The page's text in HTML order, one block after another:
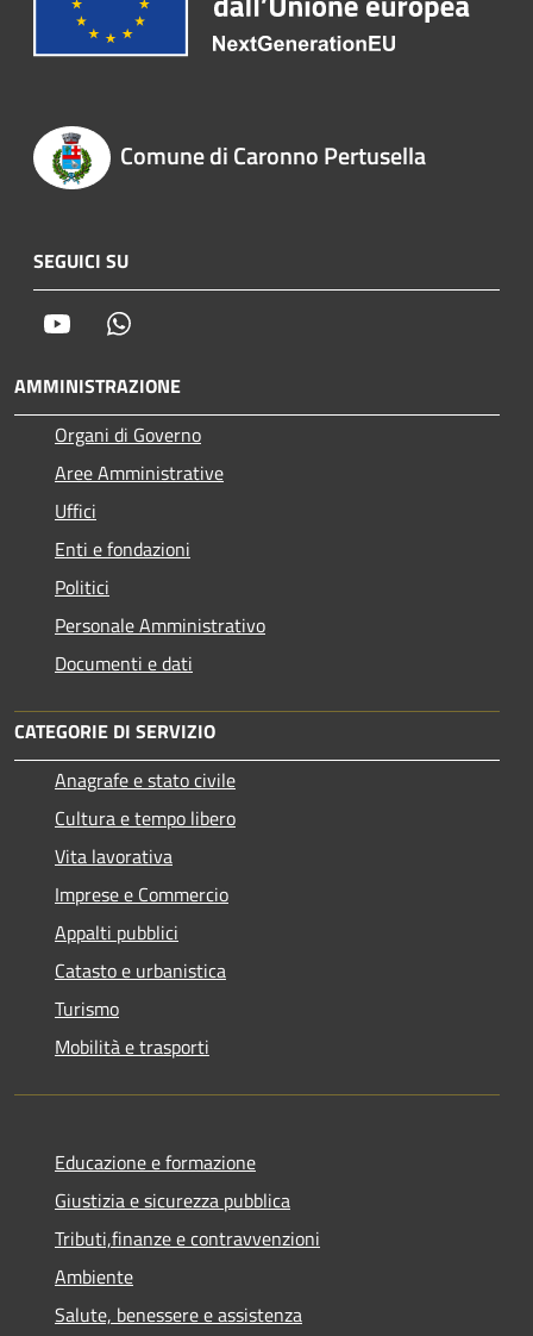
Comune di Caronno Pertusella
SEGUICI SU
Youtube
AMMINISTRAZIONE
Organi di Governo
Aree Amministrative
Uffici
Enti e fondazioni
Politici
Personale Amministrativo
Documenti e dati
CATEGORIE DI SERVIZIO
Anagrafe e stato civile
Cultura e tempo libero
Vita lavorativa
Imprese e Commercio
Appalti pubblici
Catasto e urbanistica
Turismo
Mobilità e trasporti
Educazione e formazione
Giustizia e sicurezza pubblica
Tributi,finanze e contravvenzioni
Ambiente
Salute, benessere e assistenza